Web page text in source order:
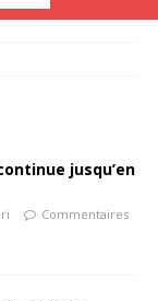
jusqu’en
Commentaires